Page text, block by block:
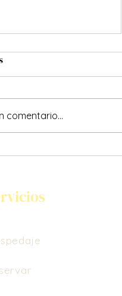
QUE ENSEÑA
comentario...